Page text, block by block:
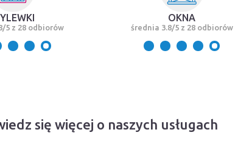
5 z 28 odbiorów
OKNA
średnia 3.8/5 z 28 odbiorów
się więcej o naszych usługach